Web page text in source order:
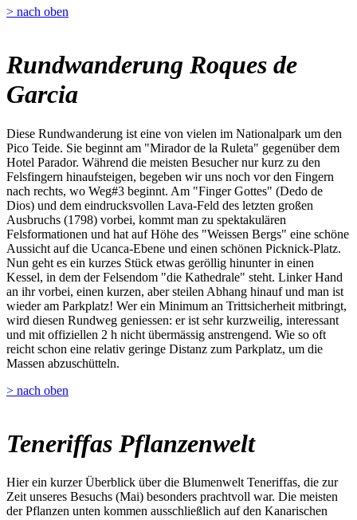
> nach oben
Rundwanderung Roques de
Garcia
Diese Rundwanderung ist eine von vielen im Nationalpark um den
Pico Teide. Sie beginnt am "Mirador de la Ruleta" gegenüber dem
Hotel Parador. Während die meisten Besucher nur kurz zu den
Felsfingern hinaufsteigen, begeben wir uns noch vor den Fingern
nach rechts, wo Weg#3 beginnt. Am "Finger Gottes" (Dedo de
Dios) und dem eindrucksvollen Lava-Feld des letzten großen
Ausbruchs (1798) vorbei, kommt man zu spektakulären
Felsformationen und hat auf Höhe des "Weissen Bergs" eine schöne
Aussicht auf die Ucanca-Ebene und einen schönen Picknick-Platz.
Nun geht es ein kurzes Stück etwas geröllig hinunter in einen
Kessel, in dem der Felsendom "die Kathedrale" steht. Linker Hand
an ihr vorbei, einen kurzen, aber steilen Abhang hinauf und man ist
wieder am Parkplatz! Wer ein Minimum an Trittsicherheit mitbringt,
wird diesen Rundweg geniessen: er ist sehr kurzweilig, interessant
und mit offiziellen 2 h nicht übermässig anstrengend. Wie so oft
reicht schon eine relativ geringe Distanz zum Parkplatz, um die
Massen abzuschütteln.
> nach oben
Teneriffas Pflanzenwelt
Hier ein kurzer Überblick über die Blumenwelt Teneriffas, die zur
Zeit unseres Besuchs (Mai) besonders prachtvoll war. Die meisten
der Pflanzen unten kommen ausschließlich auf den Kanarischen